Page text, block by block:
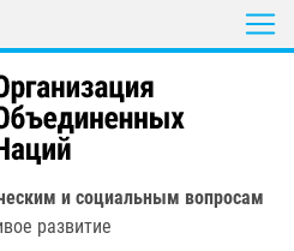
content
и социальным вопросам
развитие